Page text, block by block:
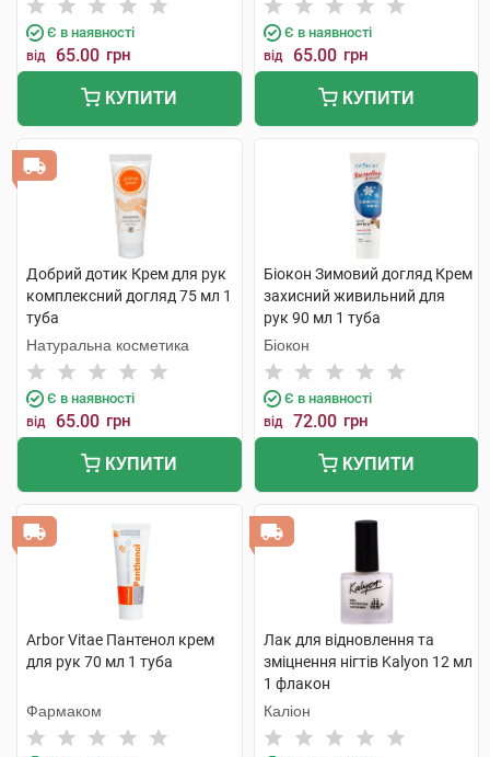
Є в наявності
від 65.00 грн
КУПИТИ
Є в наявності
від 65.00 грн
КУПИТИ
Добрий дотик Крем для рук
комплексний догляд 75 мл 1
туба
Натуральна косметика
Є в наявності
від 65.00 грн
КУПИТИ
Біокон Зимовий догляд Крем
захисний живильний для
рук 90 мл 1 туба
Біокон
Є в наявності
від 72.00 грн
КУПИТИ
Arbor Vitae Пантенол крем
для рук 70 мл 1 туба
Фармаком
Лак для відновлення та
зміцнення нігтів Kalyon 12 мл
1 флакон
Каліон